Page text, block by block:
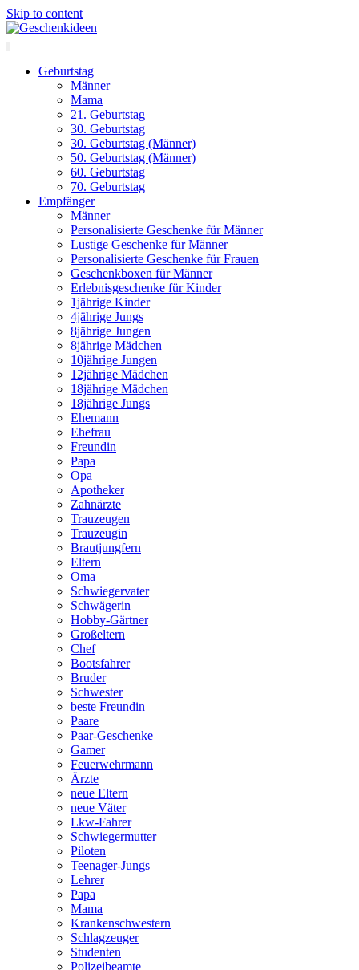
Skip to content
Geburtstag
Männer
Mama
21. Geburtstag
30. Geburtstag
30. Geburtstag (Männer)
50. Geburtstag (Männer)
60. Geburtstag
70. Geburtstag
Empfänger
Männer
Personalisierte Geschenke für Männer
Lustige Geschenke für Männer
Personalisierte Geschenke für Frauen
Geschenkboxen für Männer
Erlebnisgeschenke für Kinder
1jährige Kinder
4jährige Jungs
8jährige Jungen
8jährige Mädchen
10jährige Jungen
12jährige Mädchen
18jährige Mädchen
18jährige Jungs
Ehemann
Ehefrau
Freundin
Papa
Opa
Apotheker
Zahnärzte
Trauzeugen
Trauzeugin
Brautjungfern
Eltern
Oma
Schwiegervater
Schwägerin
Hobby-Gärtner
Großeltern
Chef
Bootsfahrer
Bruder
Schwester
beste Freundin
Paare
Paar-Geschenke
Gamer
Feuerwehrmann
Ärzte
neue Eltern
neue Väter
Lkw-Fahrer
Schwiegermutter
Piloten
Teenager-Jungs
Lehrer
Papa
Mama
Krankenschwestern
Schlagzeuger
Studenten
Polizeibeamte